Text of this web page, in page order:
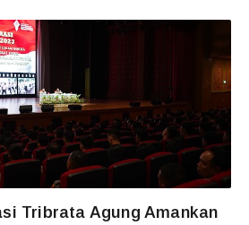
Tribrata Agung Amankan